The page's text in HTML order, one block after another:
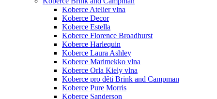
Koberce Atelier vlna
Koberce Decor
Koberce Estella
Koberce Florence Broadhurst
Koberce Harlequin
Koberce Laura Ashley
Koberce Marimekko vlna
Koberce Orla Kiely vlna
Koberce pro děti Brink and Campman
Koberce Pure Morris
Koberce Sanderson